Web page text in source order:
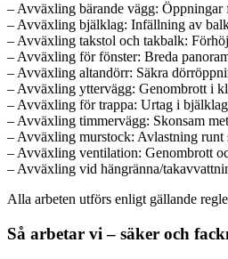
– Avväxling bärande vägg: Öppningar
– Avväxling bjälklag: Infällning av
– Avväxling takstol och takbalk:
– Avväxling för fönster: Breda
– Avväxling altandörr: Säkra
– Avväxling yttervägg: Genombrott i
– Avväxling för trappa: Urtag i
– Avväxling timmervägg: Skonsam
– Avväxling murstock: Avlastning runt
– Avväxling ventilation: Genombrott
– Avväxling vid hängränna/
Alla arbeten utförs enligt gällande
Så arbetar vi – säker och